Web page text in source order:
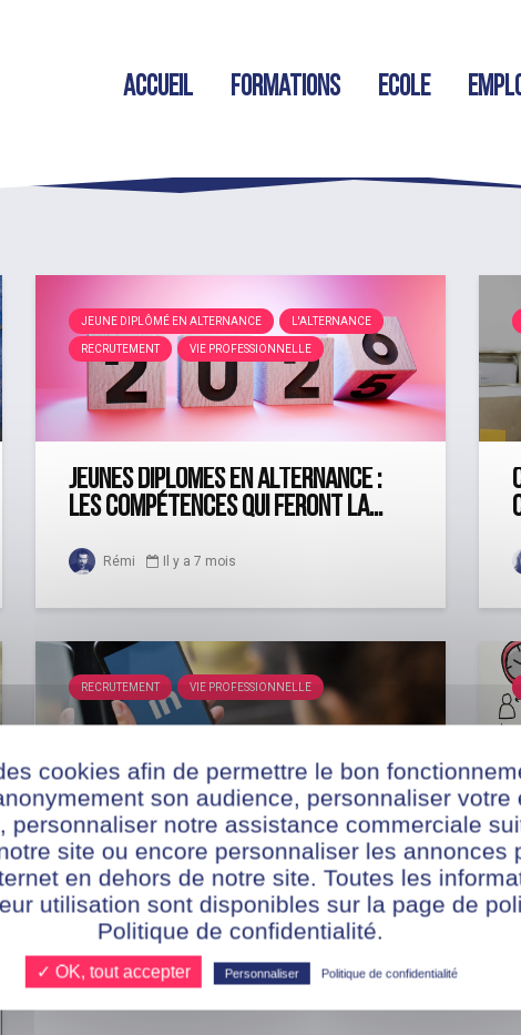
Accueil Formations Ecole
JEUNE DIPLÔMÉ EN ALTERNANCE L'ALTERNANCE
RECRUTEMENT VIE PROFESSIONNELLE
Jeunes diplômés en alternance :
les compétences qui feront la...
Rémi Il y a 7 mois
RECRUTEMENT VIE PROFESSIONNELLE
Emploi en alternance : 15
compétences digitales et soft...
Mélany 3 août 2020
cookies afin de permettre le bon
son audience, personnaliser votre
personnaliser notre assistance commerciale
site ou encore personnaliser les annonces
en dehors de notre site. Toutes les
utilisation sont disponibles sur la page de
Politique de confidentialité.
✓ OK, tout accepter Personnaliser Politique de confidentialité